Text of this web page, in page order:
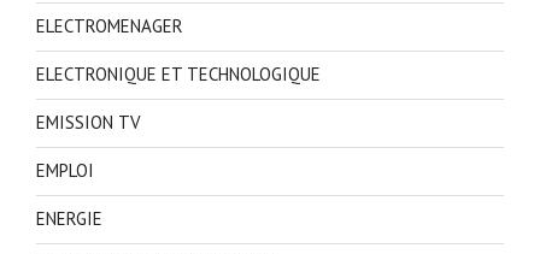
ELECTROMENAGER
ELECTRONIQUE ET TECHNOLOGIQUE
EMISSION TV
EMPLOI
ENERGIE